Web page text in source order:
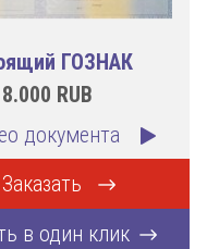
ГОЗНАК
RUB
документа
Заказать
в один клик